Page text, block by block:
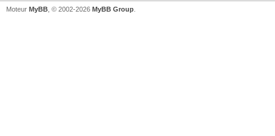
Moteur MyBB , © 2002-2026 MyBB Group